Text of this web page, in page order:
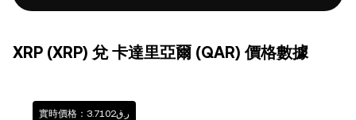
XRP (XRP) 兌 卡達里亞爾 (QAR) 價格數據
實時價格：ر.ق3.7102